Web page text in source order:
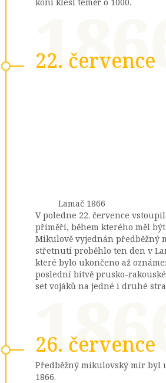
22. července
1866
Lamač 1866
V poledne 22. července
příměří, během kterého měl
Mikulově vyjednán předběžný
střetnutí proběhlo ten den v
které bylo ukončeno až
poslední bitvě prusko-
set vojáků na jedné i druhé
26. července
1866
Předběžný mikulovský mír byl
1866.